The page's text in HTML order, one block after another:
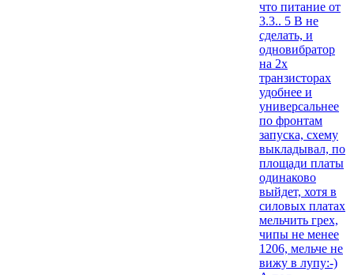
что питание от
3.3.. 5 В не
сделать, и
одновибратор
на 2х
транзисторах
удобнее и
универсальнее
по фронтам
запуска, схему
выкладывал, по
площади платы
одинаково
выйдет, хотя в
силовых платах
мельчить грех,
чипы не менее
1206, мельче не
вижу в лупу:-)